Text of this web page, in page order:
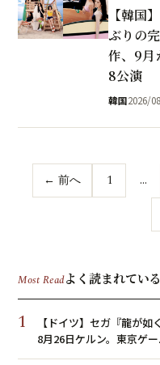
【韓国
ぶりの
作、9月
8公演
韓国2026/
← 前へ 1 …
Most Readよく読まれている
1
【ドイツ】セガ『龍が
8月26日ケルン。東京ゲ